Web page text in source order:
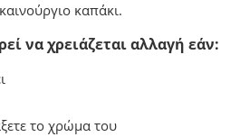
καπάκι.
να χρειάζεται αλλαγή εάν:
το χρώμα του